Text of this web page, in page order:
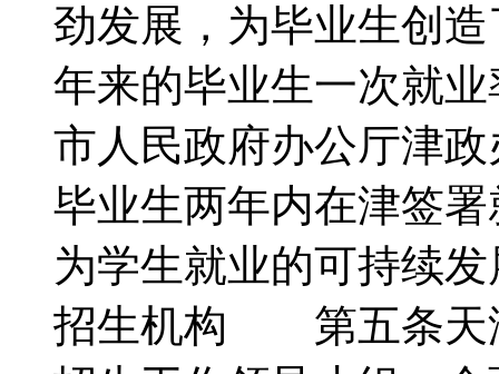
劲发展，为毕业生创
年来的毕业生一次就
市人民政府办公厅津
毕业生两年内在津签
为学生就业的可持续
招生机构 第五条天